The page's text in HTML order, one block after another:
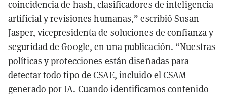
coincidencia de hash, clasificadores de inteligencia
artificial y revisiones humanas,” escribió Susan
Jasper, vicepresidenta de soluciones de confianza y
seguridad deGoogle, en una publicación. “Nuestras
políticas y protecciones están diseñadas para
detectar todo tipo de CSAE, incluido el CSAM
generado por IA. Cuando identificamos contenido